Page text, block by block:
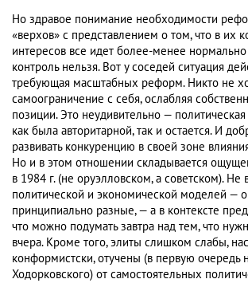
Но здравое понимание необходимости
«верхов» с представлением о том, что в их
интересов все идет более-менее нормально
контроль нельзя. Вот у соседей ситуация
требующая масштабных реформ. Никто не
самоограничение с себя, ослабляя
позиции. Это неудивительно — политическая
как была авторитарной, так и остается. И
развивать конкуренцию в своей зоне
Но и в этом отношении складывается
в 1984 г. (не оруэлловском, а советском). Не
политической и экономической моделей —
принципиально разные, — а в контексте
что можно подумать завтра над тем, что
вчера. Кроме того, элиты слишком слабы,
конформистски, отучены (в первую очередь
Ходорковского) от самостоятельных